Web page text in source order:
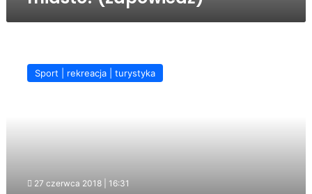
kalisteniczny
Sport | rekreacja | turystyka
27 czerwca 2018 | 16:31